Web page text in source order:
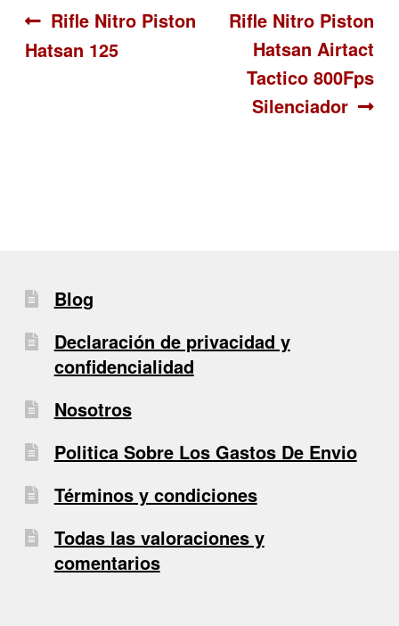
Navegación
de
Anterior:
Rifle Nitro Piston
Hatsan 125
Siguiente:
Rifle Nitro Piston
Hatsan Airtact
Tactico 800Fps
Silenciador
Blog
Declaración de privacidad y
confidencialidad
Nosotros
Politica Sobre Los Gastos De Envio
Términos y condiciones
Todas las valoraciones y
comentarios